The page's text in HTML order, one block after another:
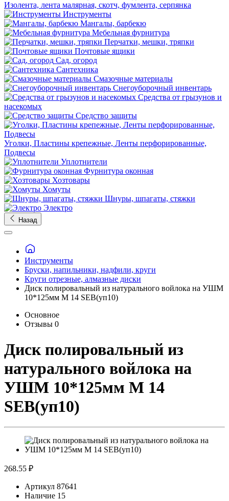
Изолента, лента малярная, скотч, фумлента, серпянка
Инструменты
Мангалы, барбекю
Мебельная фурнитура
Перчатки, мешки, тряпки
Почтовые ящики
Сад, огород
Сантехника
Смазочные материалы
Снегоуборочный инвентарь
Средства от грызунов и
насекомых
Средство защиты
Уголки, Пластины крепежные, Ленты перфорированные,
Подвесы
Уплотнители
Фурнитура оконная
Хозтовары
Хомуты
Шнуры, шпагаты, стяжки
Электро
Назад
Инструменты
Бруски, напильники, надфили, круги
Круги отрезные, алмазные диски
Диск полировальный из натурального войлока на УШМ
10*125мм М 14 SEB(уп10)
Основное
Отзывы 0
Диск полировальный из
натурального войлока на
УШМ 10*125мм М 14
SEB(уп10)
268.55 ₽
Артикул 87641
Наличие 15